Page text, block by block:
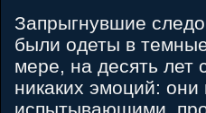
Запрыгнувшие
были одеты в
мере, на десять
никаких эмоций: